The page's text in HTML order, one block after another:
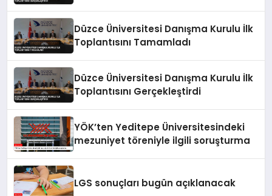
Düzce Üniversitesi Danışma Kurulu İlk
Toplantısını Tamamladı
Düzce Üniversitesi Danışma Kurulu İlk
Toplantısını Gerçekleştirdi
YÖK’ten Yeditepe Üniversitesindeki
mezuniyet töreniyle ilgili soruşturma
LGS sonuçları bugün açıklanacak